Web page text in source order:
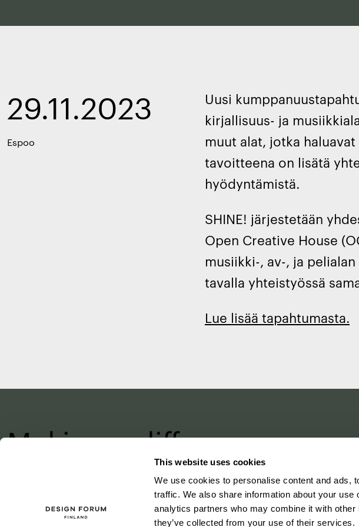
This website uses cookies
We use cookies to personalise content and ads,
traffic. We also share information about your
analytics partners who may combine it with
they’ve collected from your use of their services.
29.11.2023
Espoo
Uusi
kirjallisuus- ja
muut alat, jotka
tavoitteena on lisätä
hyödyntämistä.
SHINE! järjestetään
Open Creative House
musiikki-, av-, ja
tavalla yhteistyössä
Lue lisää tapahtumasta.
Making a difference
with design
–
since 1875